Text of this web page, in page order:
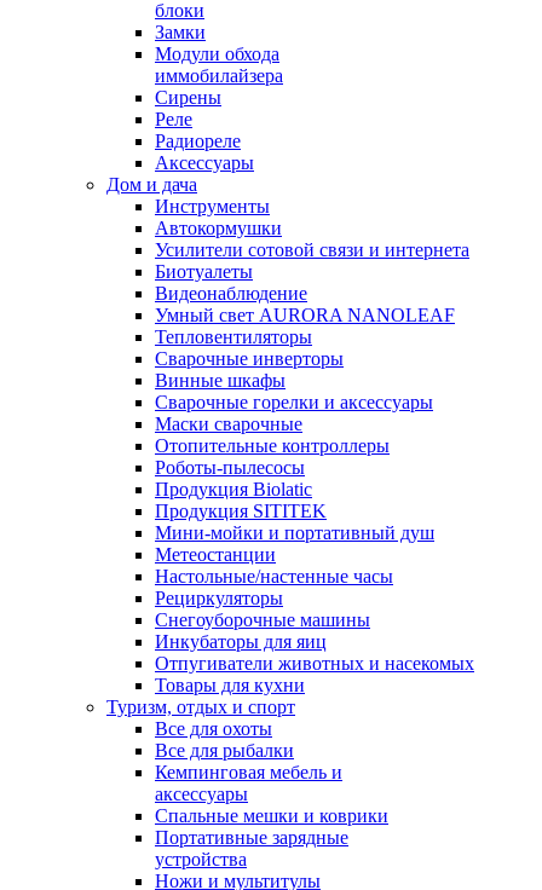
блоки
Замки
Модули обхода
иммобилайзера
Сирены
Реле
Радиореле
Аксессуары
Дом и дача
Инструменты
Автокормушки
Усилители сотовой связи и интернета
Биотуалеты
Видеонаблюдение
Умный свет AURORA NANOLEAF
Тепловентиляторы
Сварочные инверторы
Винные шкафы
Сварочные горелки и аксессуары
Маски сварочные
Отопительные контроллеры
Роботы-пылесосы
Продукция Biolatic
Продукция SITITEK
Мини-мойки и портативный душ
Метеостанции
Настольные/настенные часы
Рециркуляторы
Снегоуборочные машины
Инкубаторы для яиц
Отпугиватели животных и насекомых
Товары для кухни
Туризм, отдых и спорт
Все для охоты
Все для рыбалки
Кемпинговая мебель и
аксессуары
Спальные мешки и коврики
Портативные зарядные
устройства
Ножи и мультитулы